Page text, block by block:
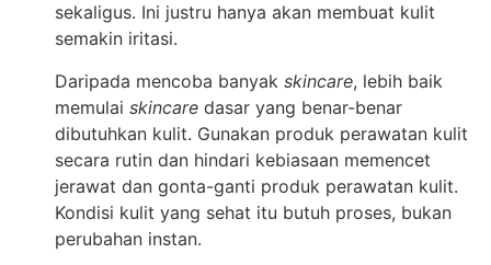
sekaligus. Ini justru hanya akan membuat kulit
semakin iritasi.
Daripada mencoba banyak skincare, lebih baik
memulai skincare dasar yang benar-benar
dibutuhkan kulit. Gunakan produk perawatan kulit
secara rutin dan hindari kebiasaan memencet
jerawat dan gonta-ganti produk perawatan kulit.
Kondisi kulit yang sehat itu butuh proses, bukan
perubahan instan.